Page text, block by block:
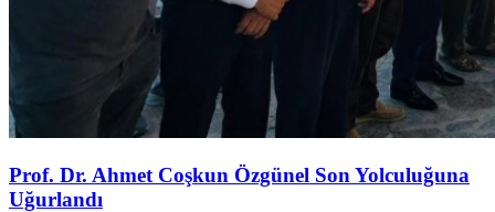
Prof. Dr. Ahmet Coşkun Özgünel Son Yolculuğuna
Uğurlandı